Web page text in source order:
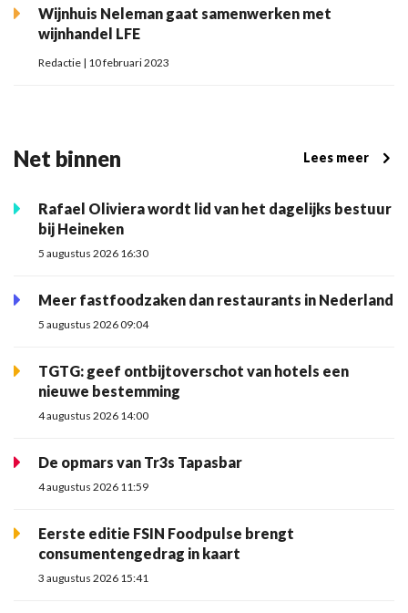
Wijnhuis Neleman gaat samenwerken met
wijnhandel LFE
Redactie | 10 februari 2023
Net binnen Lees meer
Rafael Oliviera wordt lid van het dagelijks bestuur
bij Heineken
5 augustus 2026 16:30
Meer fastfoodzaken dan restaurants in Nederland
5 augustus 2026 09:04
TGTG: geef ontbijtoverschot van hotels een
nieuwe bestemming
4 augustus 2026 14:00
De opmars van Tr3s Tapasbar
4 augustus 2026 11:59
Eerste editie FSIN Foodpulse brengt
consumentengedrag in kaart
3 augustus 2026 15:41